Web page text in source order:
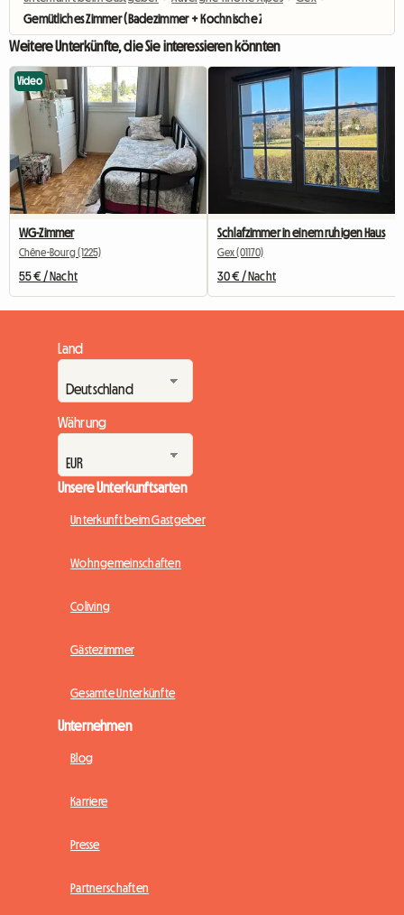
Gemütliches Zimmer (Badezimmer + Kochnische Zur Teilung Mit 1 Pers)
Weitere Unterkünfte, die Sie interessieren könnten
Video
WG-Zimmer
Chêne-Bourg (1225)
55 € / Nacht
Schlafzimmer in einem ruhigen Haus
Gex (01170)
30 € / Nacht
Land
Währung
Unsere Unterkunftsarten
Unterkunft beim Gastgeber
Wohngemeinschaften
Coliving
Gästezimmer
Gesamte Unterkünfte
Unternehmen
Blog
Karriere
Presse
Partnerschaften